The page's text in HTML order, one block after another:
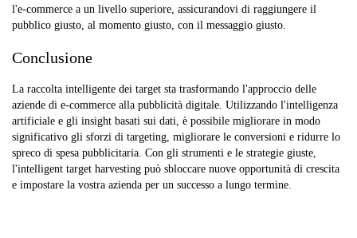
l'e-commerce a un livello superiore, assicurandovi di raggiungere il
pubblico giusto, al momento giusto, con il messaggio giusto.
Conclusione
La raccolta intelligente dei target sta trasformando l'approccio delle
aziende di e-commerce alla pubblicità digitale. Utilizzando l'intelligenza
artificiale e gli insight basati sui dati, è possibile migliorare in modo
significativo gli sforzi di targeting, migliorare le conversioni e ridurre lo
spreco di spesa pubblicitaria. Con gli strumenti e le strategie giuste,
l'intelligent target harvesting può sbloccare nuove opportunità di crescita
e impostare la vostra azienda per un successo a lungo termine.